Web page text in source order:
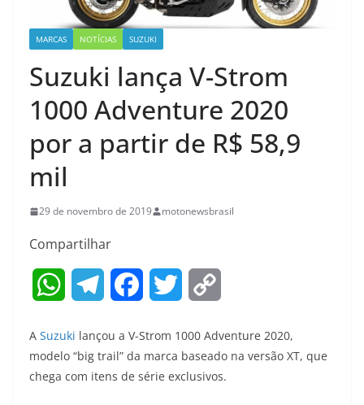
MARCAS NOTÍCIAS SUZUKI
Suzuki lança V-Strom
1000 Adventure 2020
por a partir de R$ 58,9
mil
29 de novembro de 2019 motonewsbrasil
Compartilhar
W
a
t
l
e
c
e
i
t
p
y
A Suzuki lançou a V-Strom 1000 Adventure 2020,
modelo “big trail” da marca baseado na versão XT, que
chega com itens de série exclusivos.